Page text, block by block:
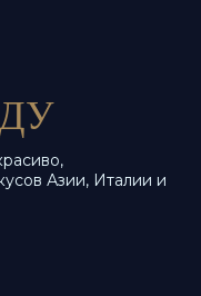
Азии, Италии и